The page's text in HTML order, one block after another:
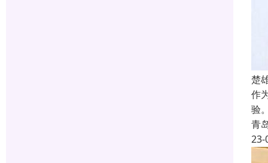
楚
作
验
青
23-